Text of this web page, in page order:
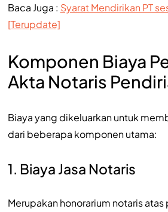
Baca Juga : Syarat Mendirikan PT
[Terupdate]
Komponen Biaya
Akta Notaris
Biaya yang dikeluarkan untuk
dari beberapa komponen utama:
1. Biaya Jasa Notaris
Merupakan honorarium notaris atas